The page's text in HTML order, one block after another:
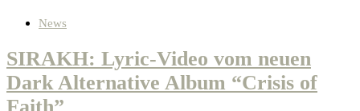
News
SIRAKH: Lyric-Video vom neuen
Dark Alternative Album “Crisis of